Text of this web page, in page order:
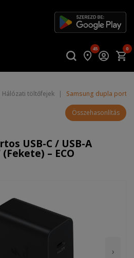
45 0
Hálózati töltőfejek | Samsung dupla
Összehasonlítás
USB-C / USB-A
– ECO
›